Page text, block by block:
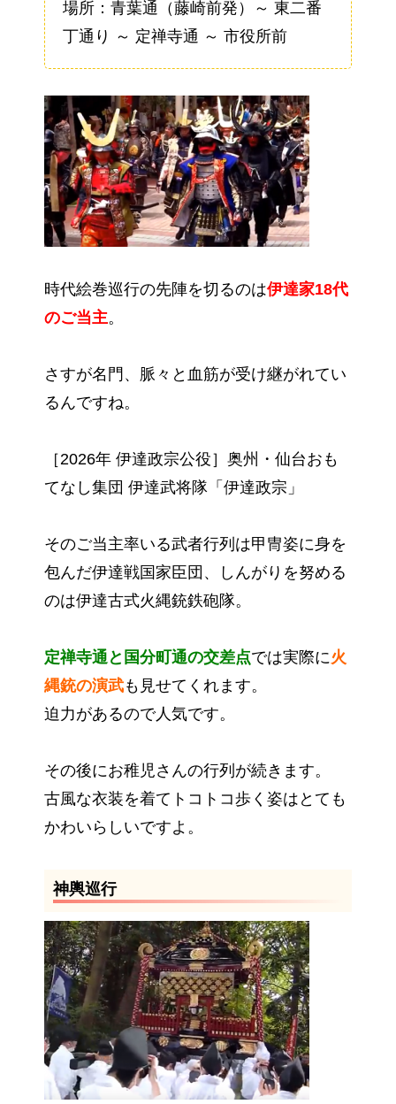
場所：青葉通（藤崎前発）～ 東二番
丁通り ～ 定禅寺通 ～ 市役所前
時代絵巻巡行の先陣を切るのは伊達家18代
のご当主。
さすが名門、脈々と血筋が受け継がれてい
るんですね。
［2026年 伊達政宗公役］奥州・仙台おも
てなし集団 伊達武将隊「伊達政宗」
そのご当主率いる武者行列は甲冑姿に身を
包んだ伊達戦国家臣団、しんがりを努める
のは伊達古式火縄銃鉄砲隊。
定禅寺通と国分町通の交差点では実際に火
縄銃の演武も見せてくれます。
迫力があるので人気です。
その後にお稚児さんの行列が続きます。
古風な衣装を着てトコトコ歩く姿はとても
かわいらしいですよ。
神輿巡行